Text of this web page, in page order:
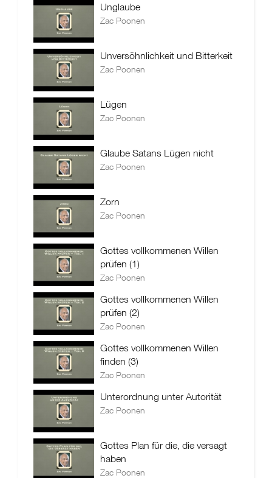
Unglaube
Zac Poonen
Unversöhnlichkeit und Bitterkeit
Zac Poonen
Lügen
Zac Poonen
Glaube Satans Lügen nicht
Zac Poonen
Zorn
Zac Poonen
Gottes vollkommenen Willen
prüfen (1)
Zac Poonen
Gottes vollkommenen Willen
prüfen (2)
Zac Poonen
Gottes vollkommenen Willen
finden (3)
Zac Poonen
Unterordnung unter Autorität
Zac Poonen
Gottes Plan für die, die versagt
haben
Zac Poonen